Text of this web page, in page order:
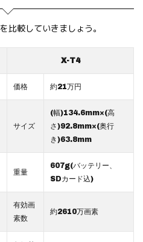
比較していきましょう。
X-T4
価格 約21万円
サイズ
(幅)134.6mm×(高
さ)92.8mm×(奥行
き)63.8mm
重量
607g(バッテリー、
SDカード込)
有効画
素数
約2610万画素